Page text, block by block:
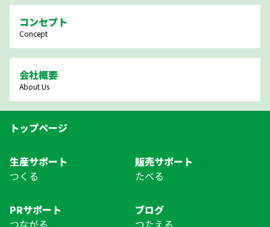
コンセプト
Concept
会社概要
About Us
トップページ
生産サポート
つくる
販売サポート
たべる
PRサポート
つながる
ブログ
つたえる